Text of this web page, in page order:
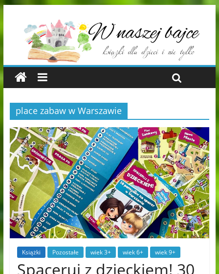
place zabaw w Warszawie
Książki Pozostałe wiek 3+ wiek 6+ wiek 9+
Spaceruj z dzieckiem! 30